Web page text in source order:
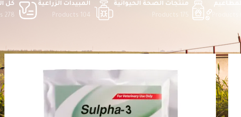
المطاعيم
منتجات الصحة الحيوانية
المبيدات الزراعية
104 Products
كل
278 Products